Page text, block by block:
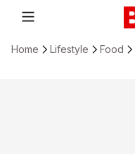
Home Lifestyle Food